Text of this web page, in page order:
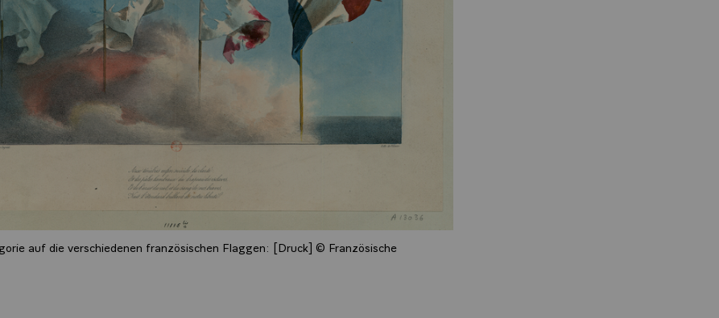
auf die verschiedenen französischen Flaggen: [Druck] © Französische